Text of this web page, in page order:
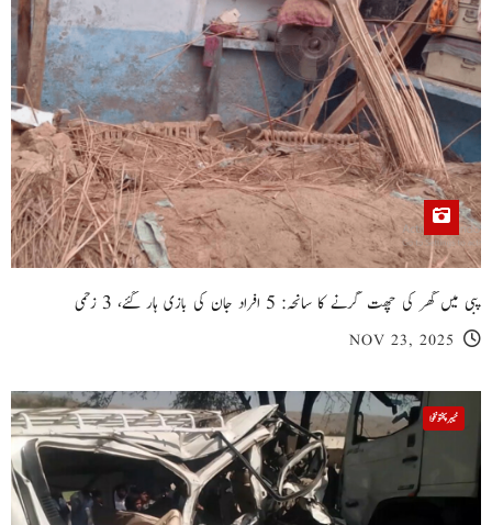
پبی میں گھر کی چھت گرنے کا سانحہ: 5 افراد جان کی بازی ہار گئے، 3 زخمی
NOV 23, 2025
خیبر پختونخوا